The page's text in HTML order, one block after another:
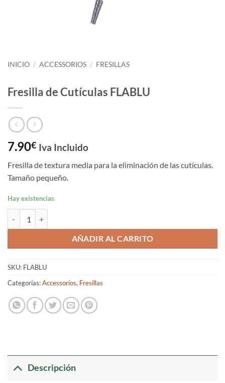
INICIO / ACCESSORIOS / FRESILLAS
Fresilla de Cutículas FLABLU
7.90€ Iva Incluido
Fresilla de textura media para la eliminación de las cutículas.
Tamaño pequeño.
Hay existencias
AÑADIR AL CARRITO
SKU: FLABLU
Categorías:Accessorios, Fresillas
Descripción